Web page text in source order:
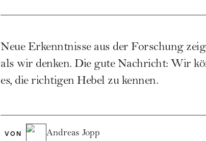
Neue Erkenntnisse aus der Forschung
als wir denken. Die gute Nachricht: Wir
es, die richtigen Hebel zu kennen.
VON Andreas Jopp